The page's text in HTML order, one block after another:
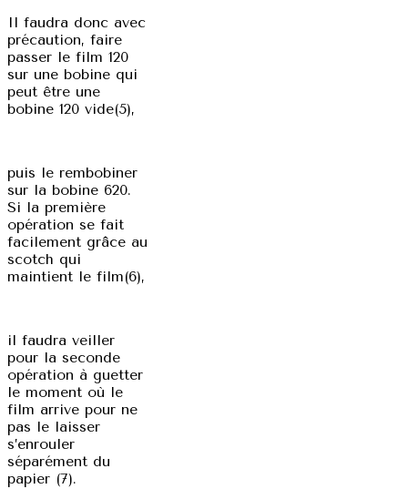
Il faudra donc avec
précaution, faire
passer le film 120
sur une bobine qui
peut être une
bobine 120 vide(5),
puis le rembobiner
sur la bobine 620.
Si la première
opération se fait
facilement grâce au
scotch qui
maintient le film(6),
il faudra veiller
pour la seconde
opération à guetter
le moment où le
film arrive pour ne
pas le laisser
s’enrouler
séparément du
papier (7).